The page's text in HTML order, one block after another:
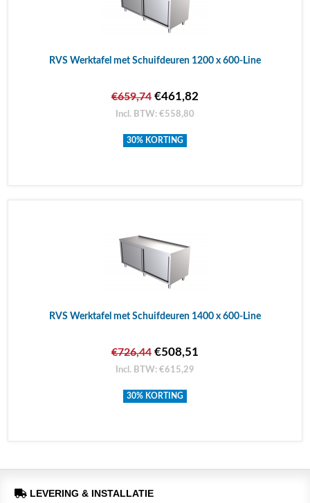
RVS Werktafel met Schuifdeuren 1200 x 600-Line
€659,74 €461,82
Incl. BTW: €558,80
30% KORTING
RVS Werktafel met Schuifdeuren 1400 x 600-Line
€726,44 €508,51
Incl. BTW: €615,29
30% KORTING
LEVERING & INSTALLATIE